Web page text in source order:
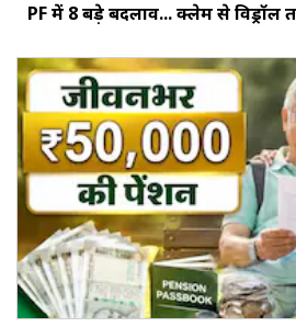
PF में 8 बड़े बदलाव... क्‍लेम से